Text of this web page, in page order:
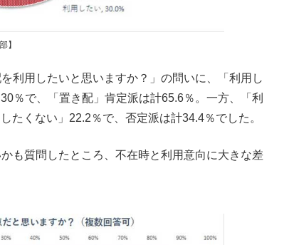
】
利用したいと思いますか？」の問いに、「利用し
％で、「置き配」肯定派は計65.6％。一方、「利
たくない」22.2％で、否定派は計34.4％でした。
も質問したところ、不在時と利用意向に大きな差